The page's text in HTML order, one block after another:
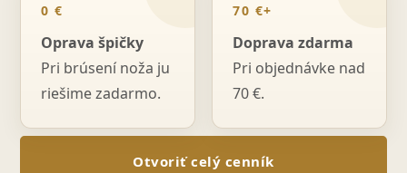
0 €
Oprava špičky
Pri brúsení noža ju
riešime zadarmo.
70 €+
Doprava zdarma
Pri objednávke nad
70 €.
Otvoriť celý cenník